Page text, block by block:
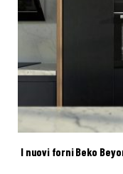
I nuovi forni Beko